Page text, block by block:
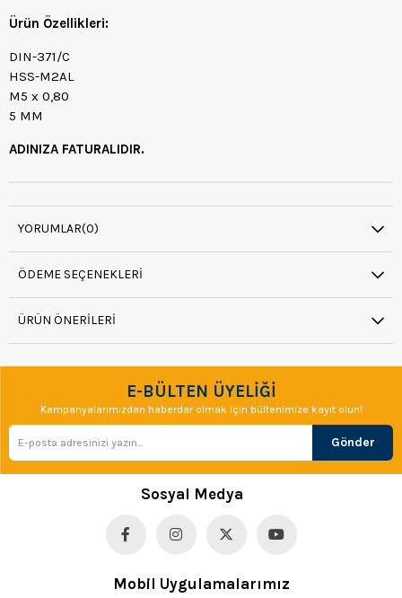
Ürün Özellikleri:
DIN-371/C
HSS-M2AL
M5 x 0,80
5 MM
ADINIZA FATURALIDIR.
YORUMLAR(0)
ÖDEME SEÇENEKLERI
ÜRÜN ÖNERILERI
E-BÜLTEN ÜYELİĞİ
Kampanyalarımızdan haberdar olmak için bültenimize kayıt olun!
Gönder
Sosyal Medya
Mobil Uygulamalarımız